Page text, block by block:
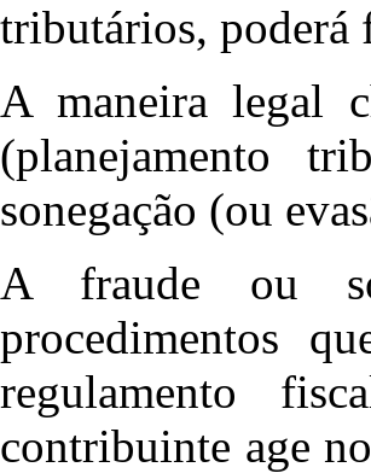
tributários,
A maneira legal
(planejamento
sonegação (ou
A fraude ou
procedimentos
regulamento
contribuinte age